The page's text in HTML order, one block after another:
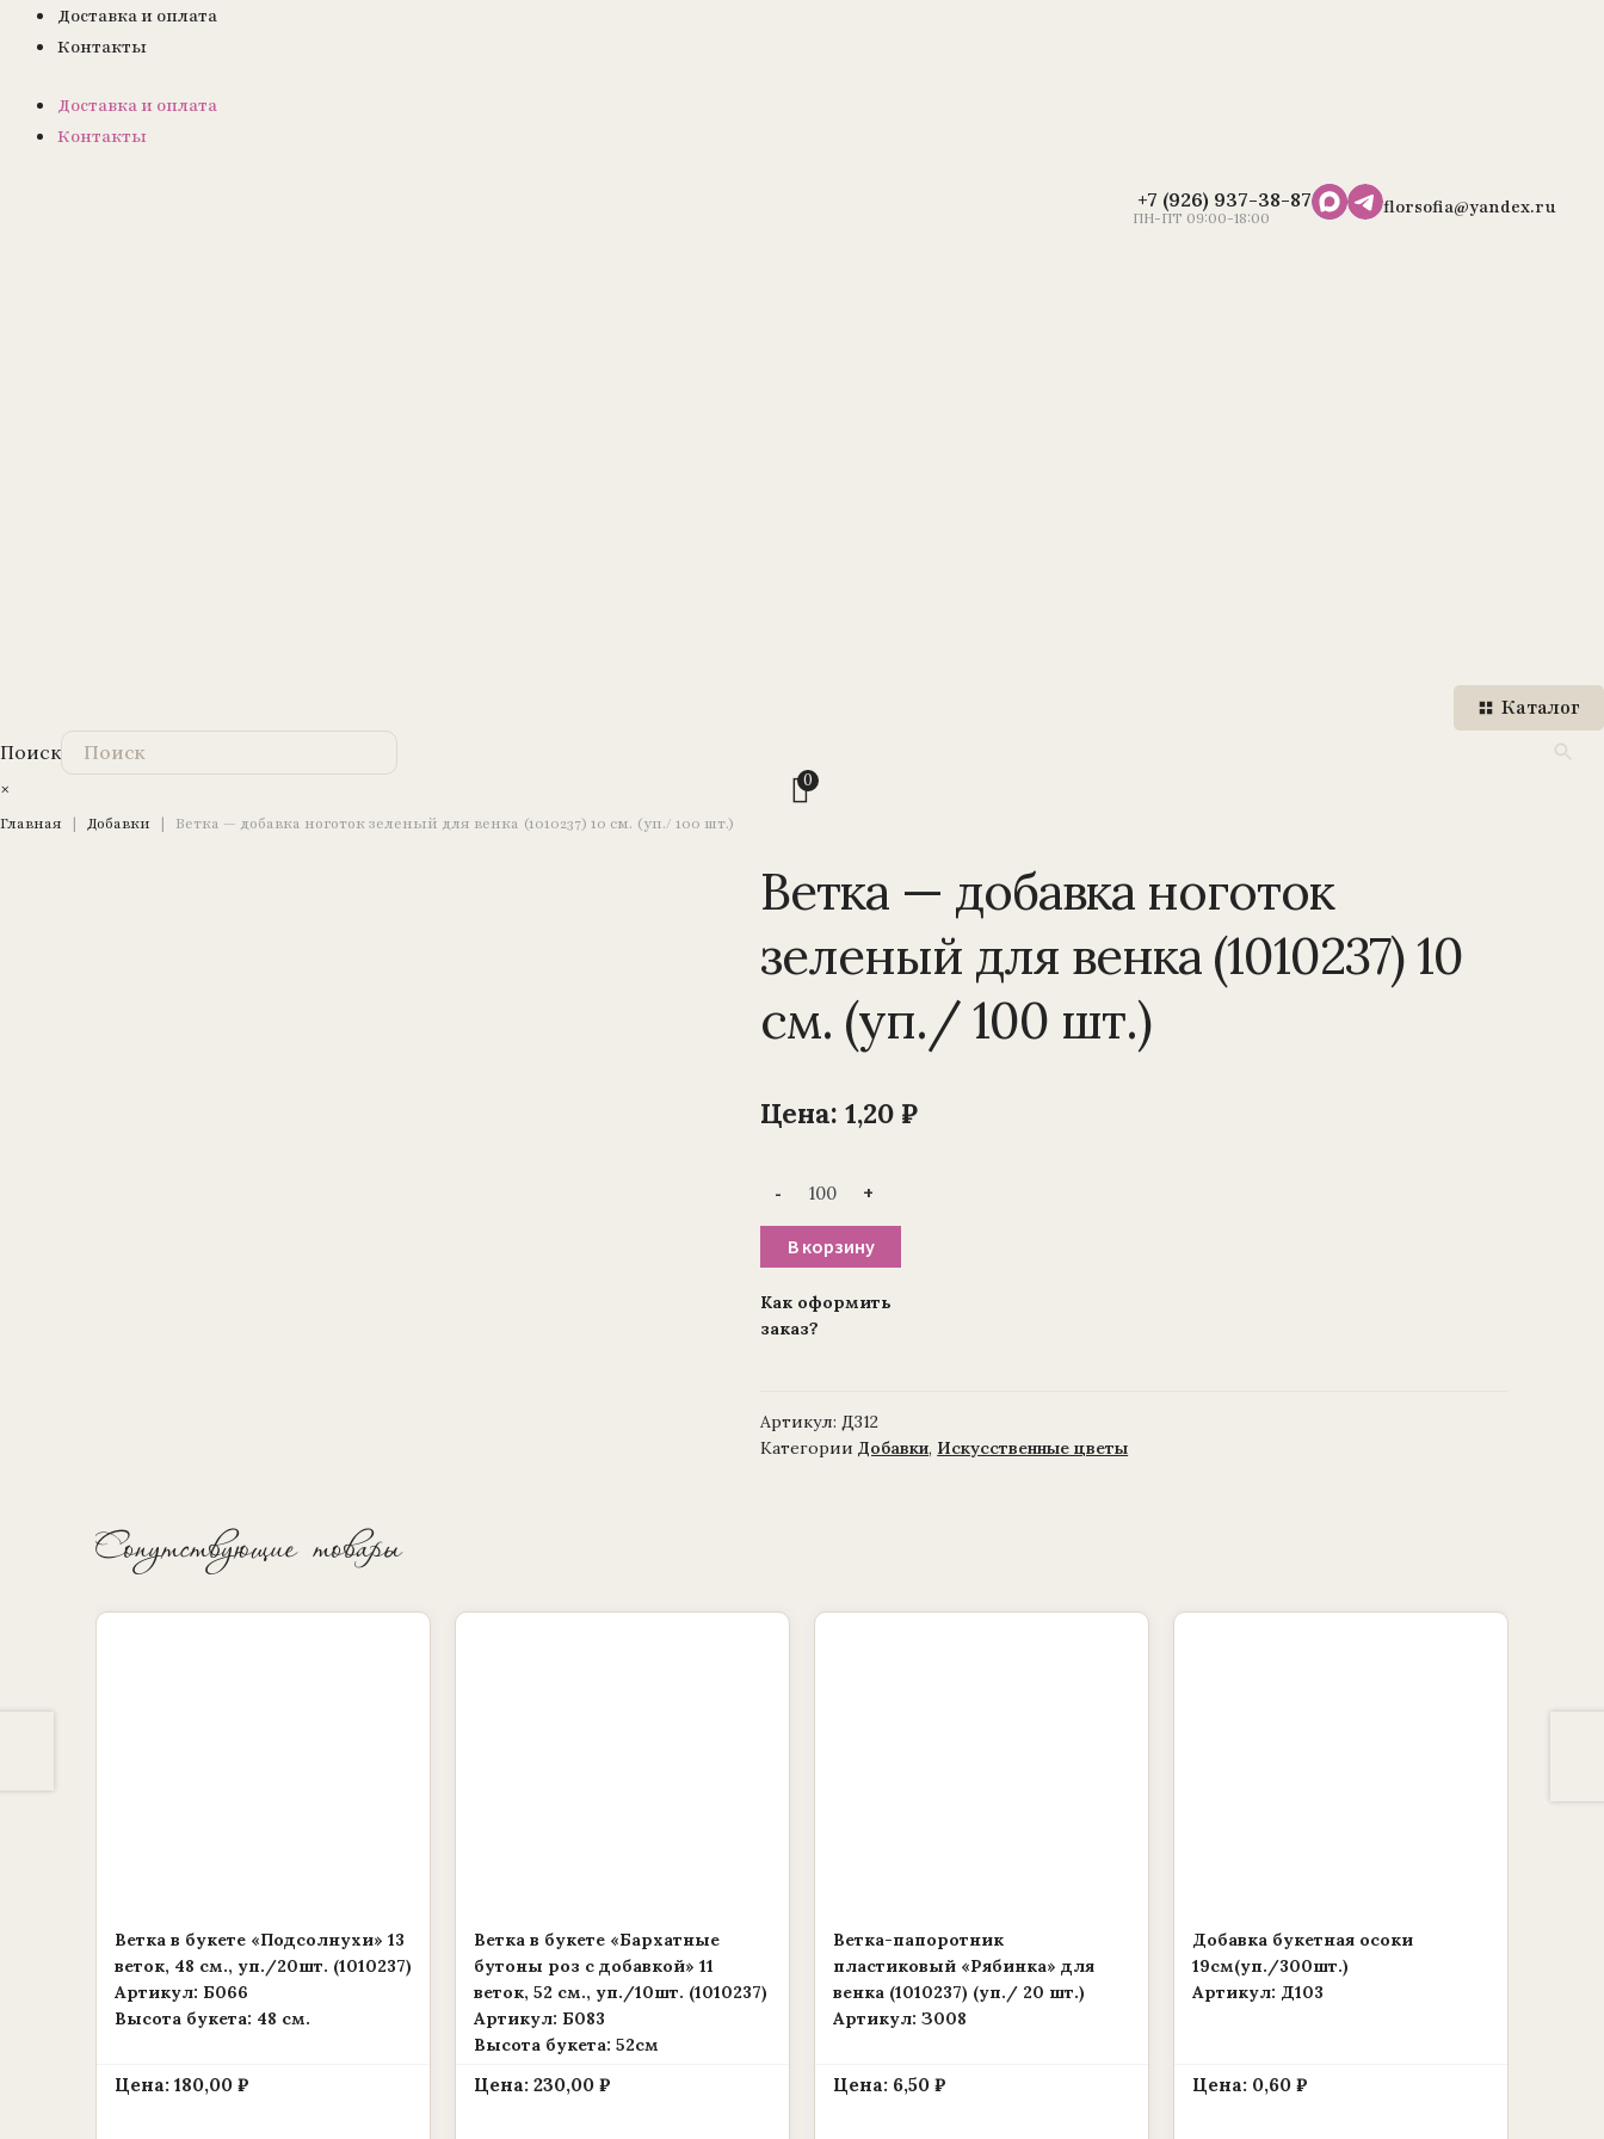
Доставка и оплата
Контакты
Доставка и оплата
Контакты
+7 (926) 937-38-87
ПН-ПТ 09:00-18:00 florsofia@yandex.ru
Каталог
Поиск
×
0
Главная | Добавки | Ветка — добавка ноготок зеленый для венка (1010237) 10 см. (уп./ 100 шт.)
Ветка — добавка ноготок
зеленый для венка (1010237) 10
см. (уп./ 100 шт.)
Цена:1,20 ₽
-
товара
-
добавка
ноготок
зеленый
для
венка
100
шт.)
+
В корзину
Как оформить
заказ?
Артикул:Д312
КатегорииДобавки, Искусственные цветы
Сопутствующие товары
Ветка в букете «Подсолнухи» 13
веток, 48 см., уп./20шт. (1010237)
Артикул: Б066
Высота букета: 48 см.
Цена: 180,00 ₽
Ветка в букете «Бархатные
бутоны роз с добавкой» 11
веток, 52 см., уп./10шт. (1010237)
Артикул: Б083
Высота букета: 52см
Цена: 230,00 ₽
Ветка-папоротник
пластиковый «Рябинка» для
венка (1010237) (уп./ 20 шт.)
Артикул: З008
Цена: 6,50 ₽
Добавка букетная осоки
19см(уп./300шт.)
Артикул: Д103
Цена: 0,60 ₽